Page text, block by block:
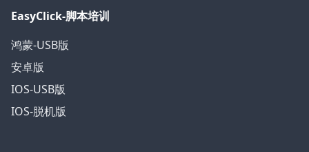
EasyClick-脚本培训
鸿蒙-USB版
安卓版
IOS-USB版
IOS-脱机版